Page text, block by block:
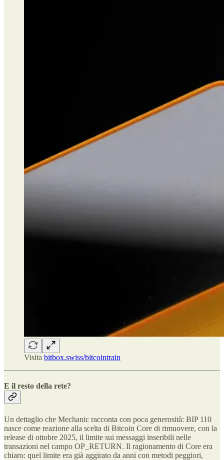
Visita bitbox.swiss/bitcointrain
E il resto della rete?
Un dettaglio che Mechanic racconta con poca generosità: BIP 110
nasce come reazione alla scelta di Bitcoin Core di rimuovere, con la
release di ottobre 2025, il limite sui messaggi inseribili nelle
transazioni nel campo OP_RETURN. Il ragionamento di Core era
chiaro: quel limite era già aggirato da anni con metodi peggiori,